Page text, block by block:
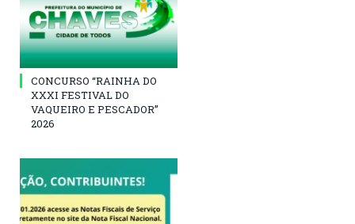
CONCURSO “RAINHA DO
XXXI FESTIVAL DO
VAQUEIRO E PESCADOR”
2026